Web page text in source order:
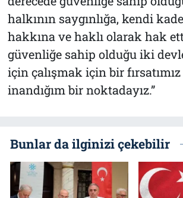
halkının saygınlığa, kendi
hakkına ve haklı olarak hak
güvenliğe sahip olduğu iki
için çalışmak için bir
inandığım bir noktadayız.”
Bunlar da ilginizi çekebilir